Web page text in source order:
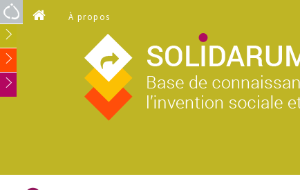
Aller au contenu principal
À propos